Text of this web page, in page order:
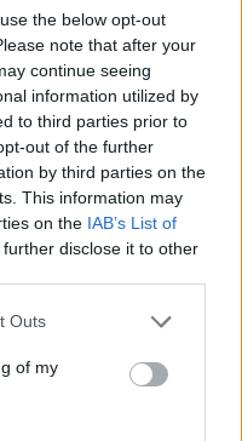
the below opt-out
note that after your
continue seeing
information utilized by
to third parties prior to
out of the further
by third parties on the
This information may
on the IAB’s List of
disclose it to other
Outs
of my
Horse Studios.